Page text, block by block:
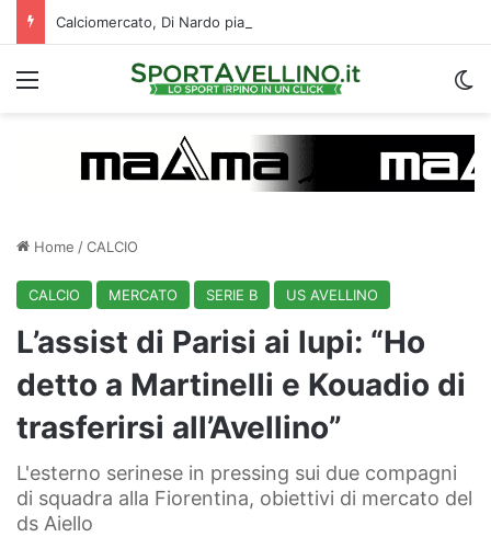
Menu
Home /CALCIO
CALCIO MERCATO SERIE B US AVELLINO
L’assist di Parisi ai lupi: “Ho
detto a Martinelli e Kouadio di
trasferirsi all’Avellino”
L'esterno serinese in pressing sui due compagni
di squadra alla Fiorentina, obiettivi di mercato del
ds Aiello